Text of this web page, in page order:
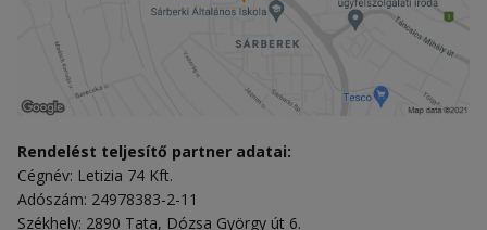
Rendelést teljesítő partner adatai:
Cégnév: Letizia 74 Kft.
Adószám: 24978383-2-11
Székhely: 2890 Tata, Dózsa György út 6.